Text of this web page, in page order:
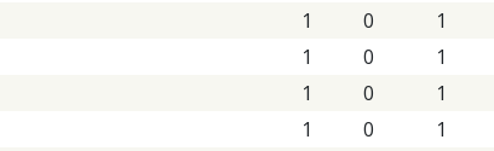
1 0 1
1 0 1
1 0 1
1 0 1